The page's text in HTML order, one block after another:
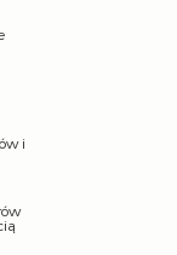
i